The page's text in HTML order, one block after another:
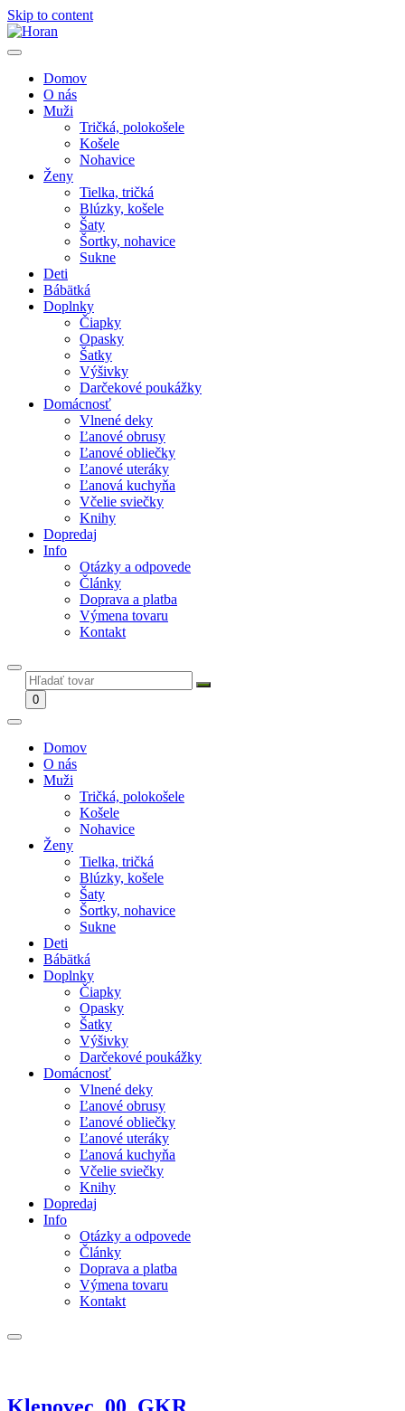
Skip to content
Domov
O nás
Muži
Tričká, polokošele
Košele
Nohavice
Ženy
Tielka, tričká
Blúzky, košele
Šaty
Šortky, nohavice
Sukne
Deti
Bábätká
Doplnky
Čiapky
Opasky
Šatky
Výšivky
Darčekové poukážky
Domácnosť
Vlnené deky
Ľanové obrusy
Ľanové obliečky
Ľanové uteráky
Ľanová kuchyňa
Včelie sviečky
Knihy
Dopredaj
Info
Otázky a odpovede
Články
Doprava a platba
Výmena tovaru
Kontakt
0
Domov
O nás
Muži
Tričká, polokošele
Košele
Nohavice
Ženy
Tielka, tričká
Blúzky, košele
Šaty
Šortky, nohavice
Sukne
Deti
Bábätká
Doplnky
Čiapky
Opasky
Šatky
Výšivky
Darčekové poukážky
Domácnosť
Vlnené deky
Ľanové obrusy
Ľanové obliečky
Ľanové uteráky
Ľanová kuchyňa
Včelie sviečky
Knihy
Dopredaj
Info
Otázky a odpovede
Články
Doprava a platba
Výmena tovaru
Kontakt